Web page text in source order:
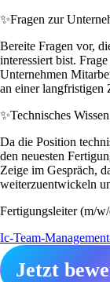
✨Fragen zur
Bereite Fragen vor,
interessiert bist.
Unternehmen
an einer langfristigen
✨Technisches
Da die Position
den neuesten
Zeige im Gespräch,
weiterzuentwickeln
Fertigungsleiter (m/
Ic-Team-
Jetzt